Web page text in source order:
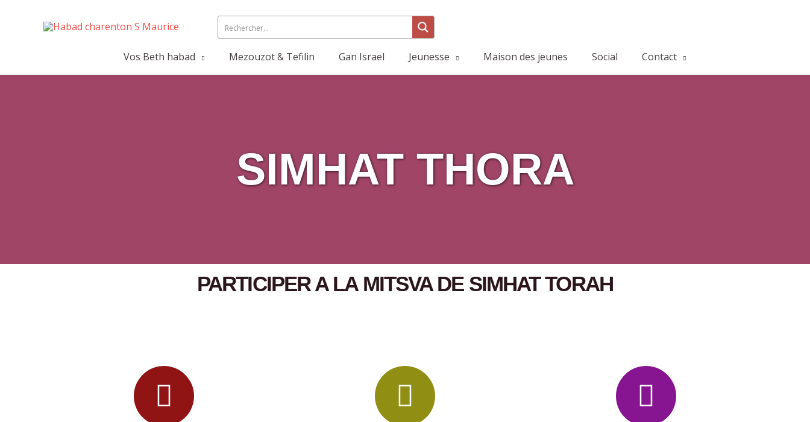
Vos Beth habad Mezouzot & Tefilin Gan Israel Jeunesse Maison des jeunes Social Contact
SIMHAT THORA
PARTICIPER A LA MITSVA DE SIMHAT TORAH